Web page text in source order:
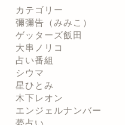
カテゴリー
彌彌告（みみこ）
ゲッターズ飯田
大串ノリコ
占い番組
シウマ
星ひとみ
木下レオン
エンジェルナンバー
夢占い